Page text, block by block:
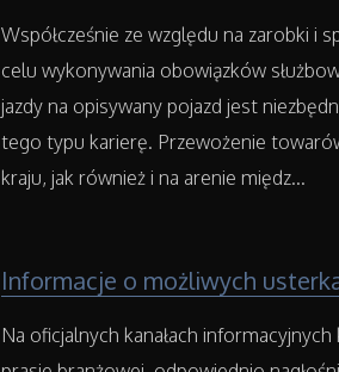
Współcześnie ze względu na zarobki i
celu wykonywania obowiązków
jazdy na opisywany pojazd jest
tego typu karierę. Przewożenie
kraju, jak również i na arenie międz...
Informacje o możliwych
Na oficjalnych kanałach